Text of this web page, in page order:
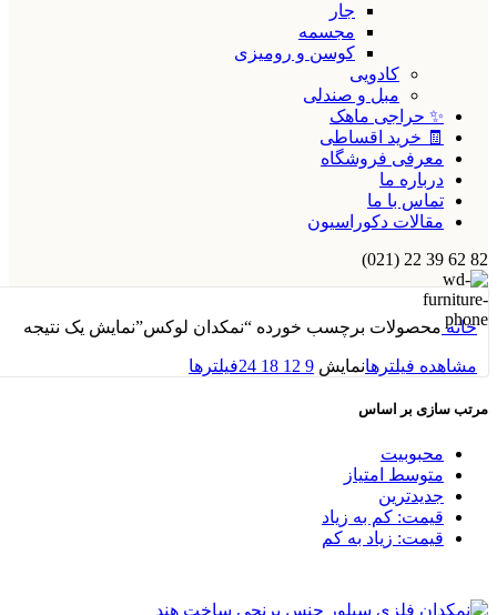
جار
مجسمه
کوسن و رومیزی
کادویی
مبل و صندلی
✨ حراجی ماهک
🧾 خرید اقساطی
معرفی فروشگاه
درباره ما
تماس با ما
مقالات دکوراسیون
82 62 39 22 (021)
خانه محصولات برچسب خورده “نمکدان لوکس”نمایش یک نتیجه
مشاهده فیلترهانمایش 9
12
18
24فیلترها
مرتب سازی بر اساس
محبوبیت
متوسط امتیاز
جدیدترین
قیمت: کم به زیاد
قیمت: زیاد به کم